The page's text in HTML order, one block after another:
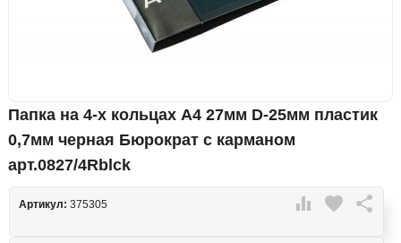
Папка на 4-х кольцах А4 27мм D-25мм пластик
0,7мм черная Бюрократ с карманом
арт.0827/4Rblck
 favorite 
Артикул: 375305